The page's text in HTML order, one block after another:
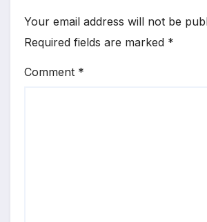
Your email address will not be
Required fields are marked *
Comment *